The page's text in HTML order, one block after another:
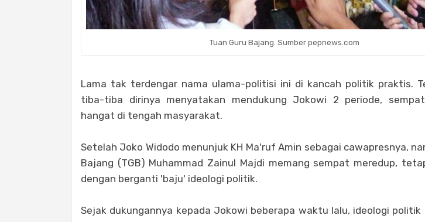
Tuan Guru Bajang. Sumber pepnews.com
Lama tak terdengar nama ulama-politisi ini di kancah politik praktis.
tiba-tiba dirinya menyatakan mendukung Jokowi 2 periode,
hangat di tengah masyarakat.
Setelah Joko Widodo menunjuk KH Ma'ruf Amin sebagai cawapresnya,
Bajang (TGB) Muhammad Zainul Majdi memang sempat meredup,
dengan berganti 'baju' ideologi politik.
Sejak dukungannya kepada Jokowi beberapa waktu lalu, ideologi politik